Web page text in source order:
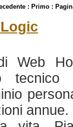
: Primo :
Web